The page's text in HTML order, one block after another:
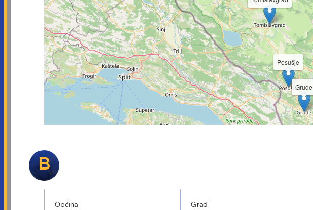
Posušje
Grude
B
Općina Grad